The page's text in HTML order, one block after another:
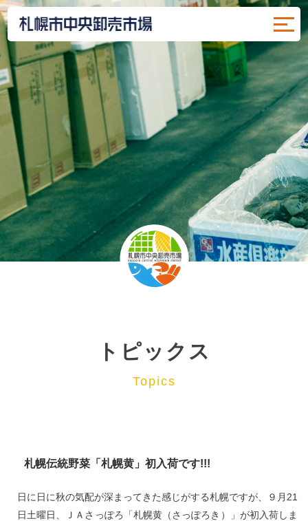
トピックス
Topics
札幌伝統野菜「札幌黄」初入荷です!!!
日に日に秋の気配が深まってきた感じがする札幌ですが、９月21
日土曜日、ＪＡさっぽろ「札幌黄（さっぽろき）」が初入荷しま